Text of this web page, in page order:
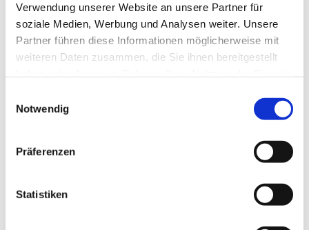
Verwendung unserer Website an unsere Partner für
soziale Medien, Werbung und Analysen weiter. Unsere
Partner führen diese Informationen möglicherweise mit
weiteren Daten zusammen, die Sie ihnen bereitgestellt
Notwendig
Präferenzen
Statistiken